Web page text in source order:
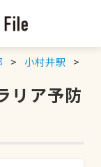
小村井駅
リア予防